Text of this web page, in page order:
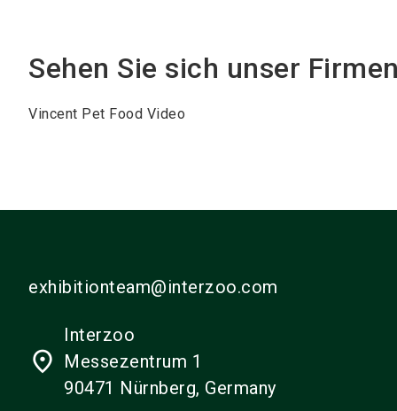
Sehen Sie sich unser
Vincent Pet Food Video
exhibitionteam@interzoo.com
place
Interzoo
Messezentrum 1
90471 Nürnberg, Germany